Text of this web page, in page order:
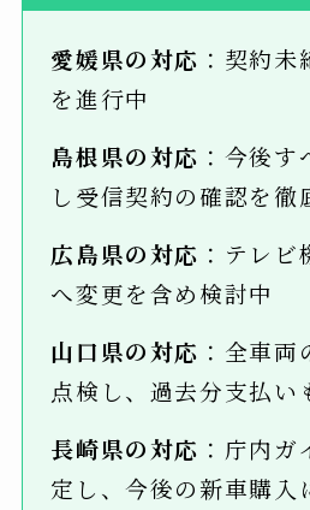
愛媛県の対応 ：契約
を進行中
島根県の対応 ：今後
し受信契約の確認を徹
広島県の対応 ：テレ
へ変更を含め検討中
山口県の対応 ：全車
点検し、過去分支払い
長崎県の対応 ：庁内
定し、今後の新車購入